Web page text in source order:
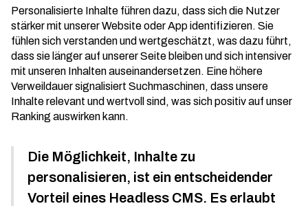
Personalisierte Inhalte führen dazu, dass sich die Nutzer
stärker mit unserer Website oder App identifizieren. Sie
fühlen sich verstanden und wertgeschätzt, was dazu führt,
dass sie länger auf unserer Seite bleiben und sich intensiver
mit unseren Inhalten auseinandersetzen. Eine höhere
Verweildauer signalisiert Suchmaschinen, dass unsere
Inhalte relevant und wertvoll sind, was sich positiv auf unser
Ranking auswirken kann.
Die Möglichkeit, Inhalte zu
personalisieren, ist ein entscheidender
Vorteil eines Headless CMS. Es erlaubt